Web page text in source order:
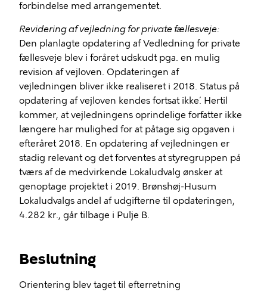
forbindelse med arrangementet.
Revidering af vejledning for private fællesveje:
Den planlagte opdatering af Vedledning for private
fællesveje blev i foråret udskudt pga. en mulig
revision af vejloven. Opdateringen af
vejledningen bliver ikke realiseret i 2018. Status på
opdatering af vejloven kendes fortsat ikke´. Hertil
kommer, at vejledningens oprindelige forfatter ikke
længere har mulighed for at påtage sig opgaven i
efteråret 2018. En opdatering af vejledningen er
stadig relevant og det forventes at styregruppen på
tværs af de medvirkende Lokaludvalg ønsker at
genoptage projektet i 2019. Brønshøj-Husum
Lokaludvalgs andel af udgifterne til opdateringen,
4.282 kr., går tilbage i Pulje B.
Beslutning
Orientering blev taget til efterretning